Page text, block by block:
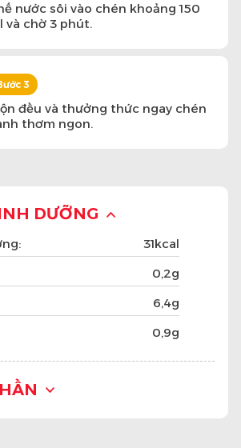
nước sôi vào chén khoảng 150
và chờ 3 phút.
3
đều và thưởng thức ngay chén
thơm ngon.
DƯỠNG
31kcal
0,2g
6,4g
0,9g